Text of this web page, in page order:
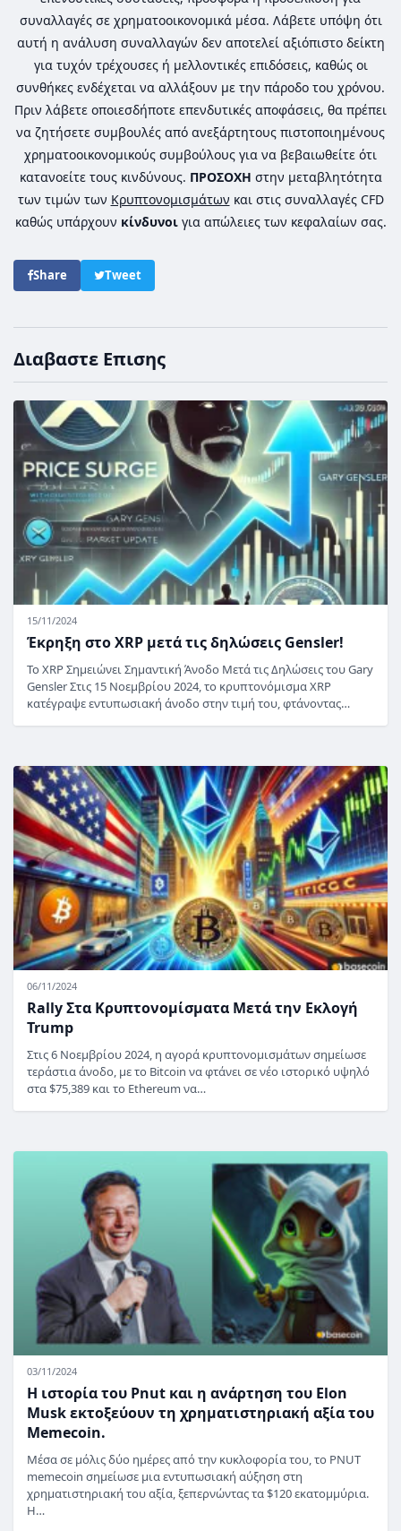
συναλλαγές σε χρηματοοικονομικά μέσα. Λάβετε υπόψη ότι
αυτή η ανάλυση συναλλαγών δεν αποτελεί αξιόπιστο δείκτη
για τυχόν τρέχουσες ή μελλοντικές επιδόσεις, καθώς οι
συνθήκες ενδέχεται να αλλάξουν με την πάροδο του χρόνου.
Πριν λάβετε οποιεσδήποτε επενδυτικές αποφάσεις, θα πρέπει
να ζητήσετε συμβουλές από ανεξάρτητους πιστοποιημένους
χρηματοοικονομικούς συμβούλους για να βεβαιωθείτε ότι
κατανοείτε τους κινδύνους. ΠΡΟΣΟΧΗ στην μεταβλητότητα
των τιμών των Κρυπτονομισμάτων και στις συναλλαγές CFD
καθώς υπάρχουν κίνδυνοιγια απώλειες των κεφαλαίων σας.
Share Tweet
Διαβαστε Επισης
15/11/2024
Έκρηξη στο XRP μετά τις δηλώσεις Gensler!
Το XRP Σημειώνει Σημαντική Άνοδο Μετά τις Δηλώσεις του Gary
Gensler Στις 15 Νοεμβρίου 2024, το κρυπτονόμισμα XRP
κατέγραψε εντυπωσιακή άνοδο στην τιμή του, φτάνοντας…
06/11/2024
Rally Στα Κρυπτονομίσματα Μετά την Εκλογή
Trump
Στις 6 Νοεμβρίου 2024, η αγορά κρυπτονομισμάτων σημείωσε
τεράστια άνοδο, με το Bitcoin να φτάνει σε νέο ιστορικό υψηλό
στα $75,389 και το Ethereum να…
03/11/2024
Η ιστορία του Pnut και η ανάρτηση του Elon
Musk εκτοξεύουν τη χρηματιστηριακή αξία του
Memecoin.
Μέσα σε μόλις δύο ημέρες από την κυκλοφορία του, το PNUT
memecoin σημείωσε μια εντυπωσιακή αύξηση στη
χρηματιστηριακή του αξία, ξεπερνώντας τα $120 εκατομμύρια.
Η…